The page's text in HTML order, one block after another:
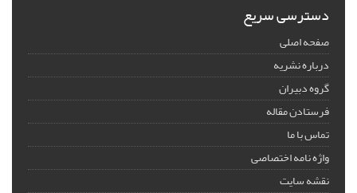
دسترسی سریع
صفحه اصلی
درباره نشریه
گروه دبیران
فرستادن مقاله
تماس با ما
واژه نامه اختصاصی
نقشه سایت